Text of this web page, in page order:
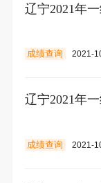
辽宁2021年
成绩查询 2021-
辽宁2021年
成绩查询 2021-